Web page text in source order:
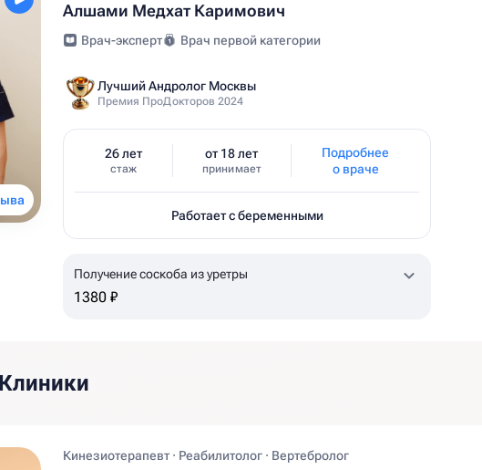
Алшами Медхат Каримович
Врач-эксперт Врач первой категории
Лучший Андролог Москвы
Премия ПроДокторов 2024
26 лет
стаж
от 18 лет
принимает
Подробнее
о враче
Работает с беременными
Получение соскоба из уретры
1380 ₽
Кинезиотерапевт · Реабилитолог · Вертебролог